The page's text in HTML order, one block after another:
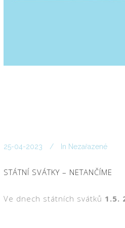
25-04-2023 In Nezařazené
STÁTNÍ SVÁTKY – NETANČÍME
Ve dnech státních svátků 1.5.